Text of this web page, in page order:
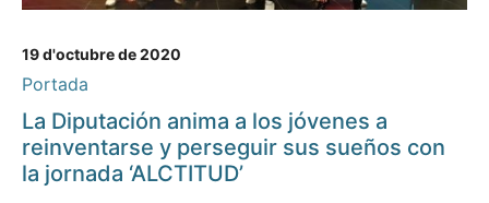
19 d'octubre de 2020
Portada
La Diputación anima a los jóvenes a
reinventarse y perseguir sus sueños con
la jornada ‘ALCTITUD’